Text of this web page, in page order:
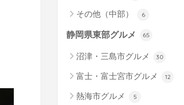
その他（中部） 6
静岡県東部グルメ 65
沼津・三島市グルメ 30
富士・富士宮市グルメ 12
熱海市グルメ 5